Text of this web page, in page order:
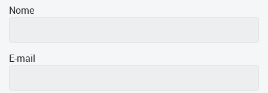
Contato
Nome
E-mail